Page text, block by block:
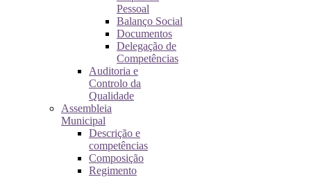
Pessoal
Balanço Social
Documentos
Delegação de
Competências
Auditoria e
Controlo da
Qualidade
Assembleia
Municipal
Descrição e
competências
Composição
Regimento